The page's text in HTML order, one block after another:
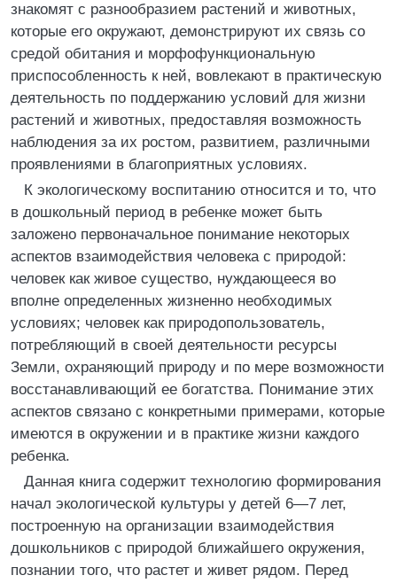
знакомят с разнообразием растений и животных,
которые его окружают, демонстрируют их связь со
средой обитания и морфофункциональную
приспособленность к ней, вовлекают в практическую
деятельность по поддержанию условий для жизни
растений и животных, предоставляя возможность
наблюдения за их ростом, развитием, различными
проявлениями в благоприятных условиях.
К экологическому воспитанию относится и то, что
в дошкольный период в ребенке может быть
заложено первоначальное понимание некоторых
аспектов взаимодействия человека с природой:
человек как живое существо, нуждающееся во
вполне определенных жизненно необходимых
условиях; человек как природопользователь,
потребляющий в своей деятельности ресурсы
Земли, охраняющий природу и по мере возможности
восстанавливающий ее богатства. Понимание этих
аспектов связано с конкретными примерами, которые
имеются в окружении и в практике жизни каждого
ребенка.
Данная книга содержит технологию формирования
начал экологической культуры у детей 6—7 лет,
построенную на организации взаимодействия
дошкольников с природой ближайшего окружения,
познании того, что растет и живет рядом. Перед